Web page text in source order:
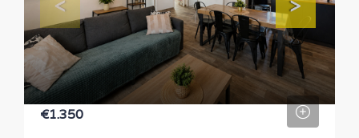
€1.350